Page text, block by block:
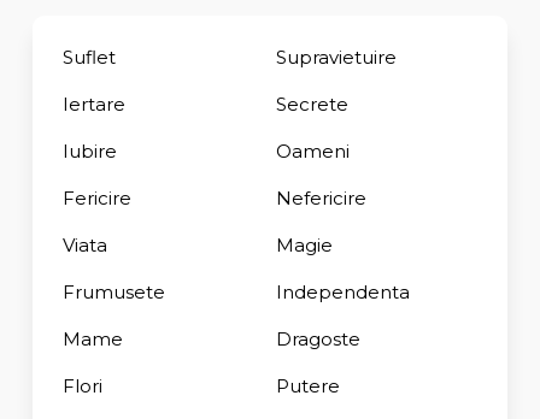
Suflet Supravietuire
Iertare Secrete
Iubire Oameni
Fericire Nefericire
Viata Magie
Frumusete Independenta
Mame Dragoste
Flori Putere